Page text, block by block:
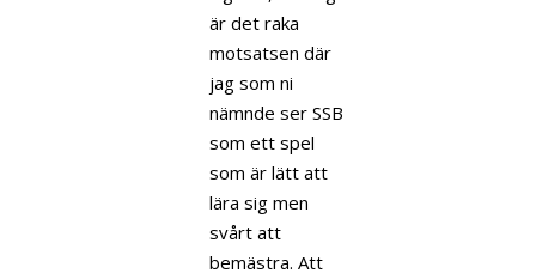
är det raka
motsatsen där
jag som ni
nämnde ser SSB
som ett spel
som är lätt att
lära sig men
svårt att
bemästra. Att